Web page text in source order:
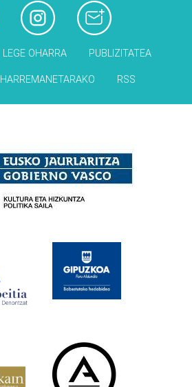
LEGE OHARRA PUBLIZITATEA
HARREMANETARAKO RSS